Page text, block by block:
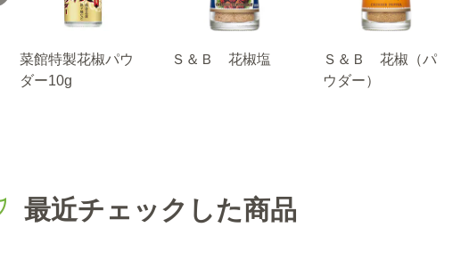
菜館特製花椒パウ
ダー10g
Ｓ＆Ｂ 花椒塩
Ｓ＆Ｂ 花椒（パ
ウダー）
最近チェックした商品